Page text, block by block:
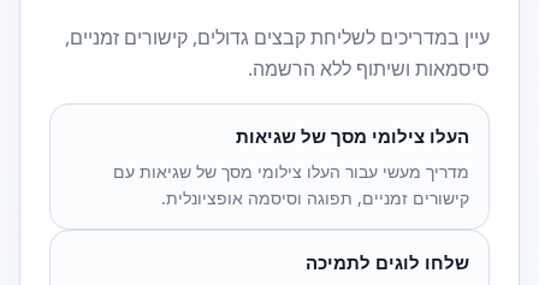
עיין במדריכים לשליחת קבצים גדולים, קישורים זמניים,
סיסמאות ושיתוף ללא הרשמה.
העלו צילומי מסך של שגיאות
מדריך מעשי עבור העלו צילומי מסך של שגיאות עם
קישורים זמניים, תפוגה וסיסמה אופציונלית.
שלחו לוגים לתמיכה